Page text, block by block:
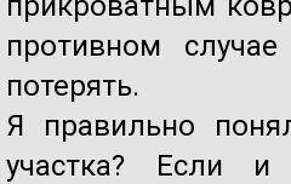
противном
потерять.
Я правильно
участка? Если